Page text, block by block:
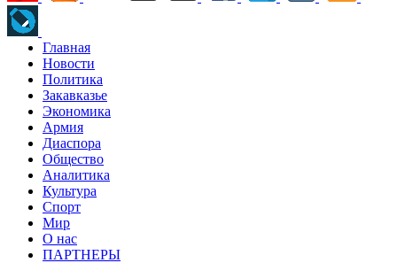
Главная
Новости
Политика
Закавказье
Экономика
Армия
Диаспора
Общество
Аналитика
Культура
Спорт
Мир
О нас
ПАРТНЕРЫ